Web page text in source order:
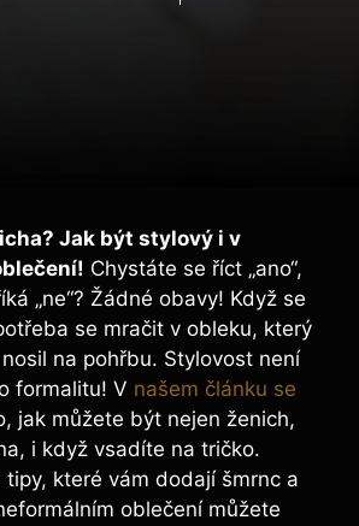
Jak být stylový i v
Chystáte se říct „ano“,
„ne“? Žádné obavy! Když se
se mračit v obleku, který
na pohřbu. Stylovost není
formalitu! V našem článku se
jak můžete být nejen ženich,
i když vsadíte na tričko.
tipy, které vám dodají šmrnc a
oblečení můžete